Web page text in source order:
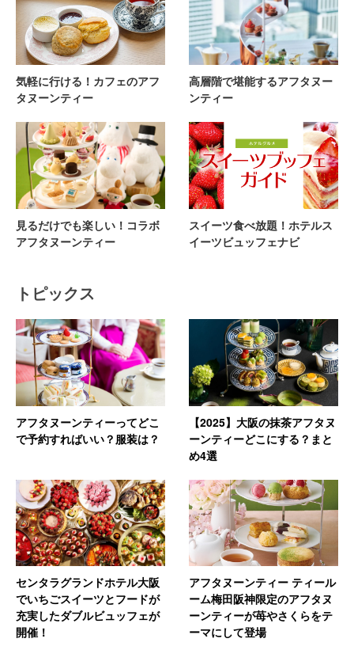
気軽に行ける！カフェのアフ
タヌーンティー
高層階で堪能するアフタヌー
ンティー
見るだけでも楽しい！コラボ
アフタヌーンティー
スイーツ食べ放題！ホテルス
イーツビュッフェナビ
トピックス
アフタヌーンティーってどこ
で予約すればいい？服装は？
【2025】大阪の抹茶アフタヌ
ーンティーどこにする？まと
め4選
センタラグランドホテル大阪
でいちごスイーツとフードが
充実したダブルビュッフェが
開催！
アフタヌーンティー ティール
ーム梅田阪神限定のアフタヌ
ーンティーが苺やさくらをテ
ーマにして登場